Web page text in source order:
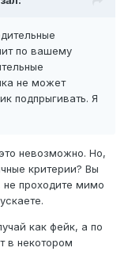
и пр.
Божественную
проникновения
зрения научных
образы могут
связанных с
религиозного
процесса,
По этому
заключается
по вашему
не может
подпрыгивать. Я
невозможно. Но,
критерии? Вы
не проходите мимо
как фейк, а по
в некотором